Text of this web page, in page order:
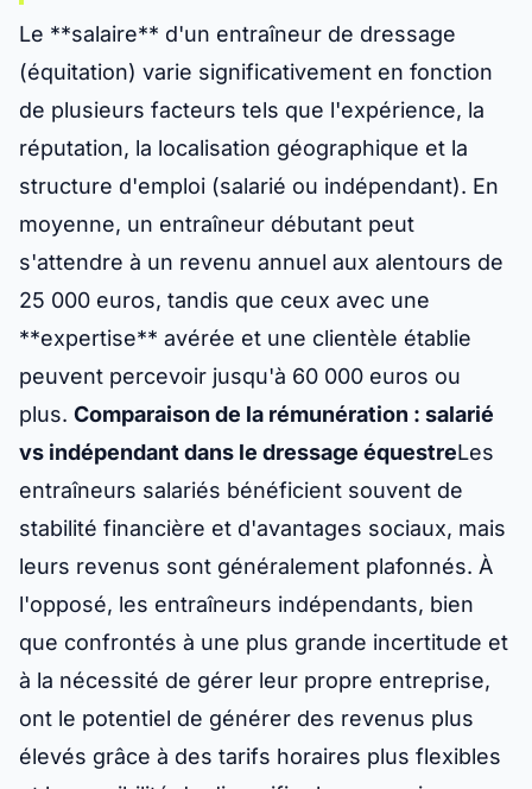
Le **salaire** d'un entraîneur de dressage
(équitation) varie significativement en fonction
de plusieurs facteurs tels que l'expérience, la
réputation, la localisation géographique et la
structure d'emploi (salarié ou indépendant). En
moyenne, un entraîneur débutant peut
s'attendre à un revenu annuel aux alentours de
25 000 euros, tandis que ceux avec une
**expertise** avérée et une clientèle établie
peuvent percevoir jusqu'à 60 000 euros ou
plus. Comparaison de la rémunération : salarié
vs indépendant dans le dressage équestreLes
entraîneurs salariés bénéficient souvent de
stabilité financière et d'avantages sociaux, mais
leurs revenus sont généralement plafonnés. À
l'opposé, les entraîneurs indépendants, bien
que confrontés à une plus grande incertitude et
à la nécessité de gérer leur propre entreprise,
ont le potentiel de générer des revenus plus
élevés grâce à des tarifs horaires plus flexibles